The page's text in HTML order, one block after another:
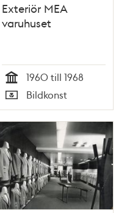
Exteriör MEA
varuhuset
Tid
1960 till 1968
Typ
Bildkonst